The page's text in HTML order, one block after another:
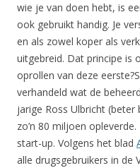
wie je van doen hebt, is
ook gebruikt handig. Je
en als zowel koper als
uitgebreid. Dat principe is
oprollen van deze
verhandeld wat de
jarige Ross Ulbricht (beter
zo’n 80 miljoen
start-up. Volgens het blad
alle drugsgebruikers in de